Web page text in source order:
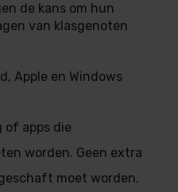
de kans om hun
van klasgenoten
Apple en Windows
of apps die
worden. Geen extra
moet worden.